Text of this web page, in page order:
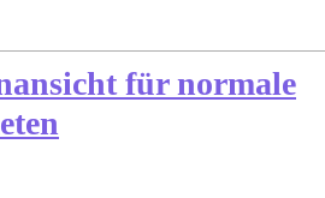
für normale